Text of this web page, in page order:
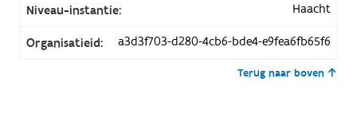
Niveau-instantie: Haacht
Organisatieid: a3d3f703-d280-4cb6-bde4-e9fea6fb65f6
Terug naar boven